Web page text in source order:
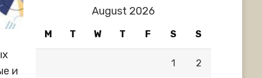
и
August 2026
M T W T F S S
1 2